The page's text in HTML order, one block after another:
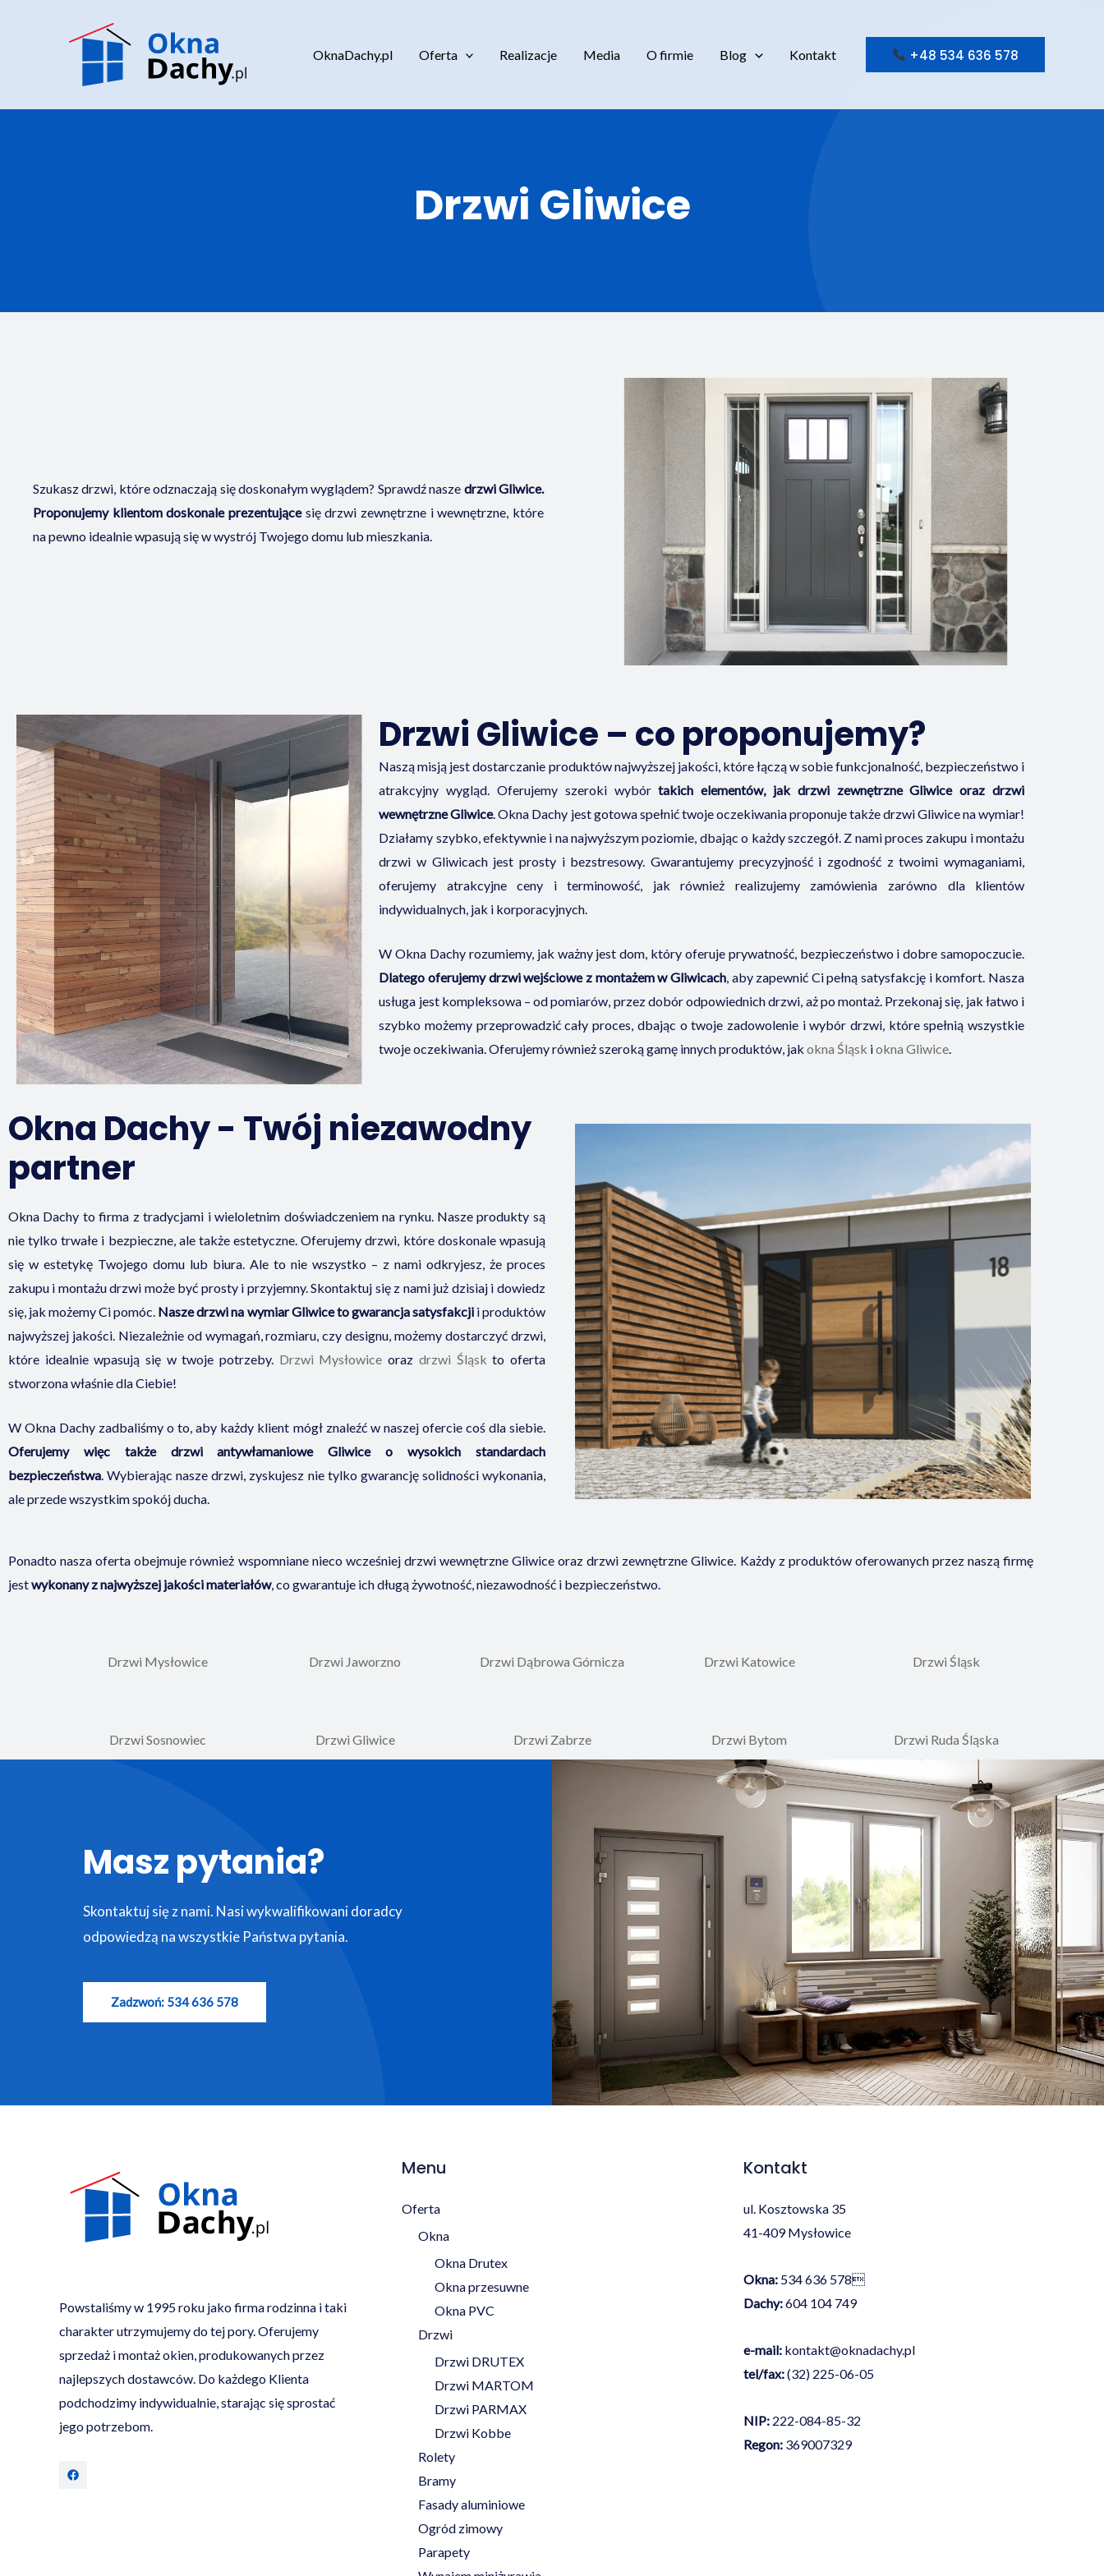
OknaDachy.pl Oferta Realizacje Media O firmie Blog Kontakt +48 534 636 578
Drzwi Gliwice
Szukasz drzwi, które odznaczają się doskonałym wyglądem? Sprawdź nasze drzwi Gliwice.
Proponujemy klientom doskonale prezentującesię drzwi zewnętrzne i wewnętrzne, które
na pewno idealnie wpasują się w wystrój Twojego domu lub mieszkania.
Drzwi Gliwice – co proponujemy?
Naszą misją jest dostarczanie produktów najwyższej jakości, które łączą w sobie funkcjonalność, bezpieczeństwo i
atrakcyjny wygląd. Oferujemy szeroki wybórtakich elementów, jak drzwi zewnętrzne Gliwice oraz drzwi
wewnętrzne Gliwice. Okna Dachy jest gotowa spełnić twoje oczekiwania proponuje także drzwi Gliwice na wymiar!
Działamy szybko, efektywnie i na najwyższym poziomie, dbając o każdy szczegół. Z nami proces zakupu i montażu
drzwi w Gliwicach jest prosty i bezstresowy. Gwarantujemy precyzyjność i zgodność z twoimi wymaganiami,
oferujemy atrakcyjne ceny i terminowość, jak również realizujemy zamówienia zarówno dla klientów
indywidualnych, jak i korporacyjnych.
W Okna Dachy rozumiemy, jak ważny jest dom, który oferuje prywatność, bezpieczeństwo i dobre samopoczucie.
Dlatego oferujemy drzwi wejściowe z montażem w Gliwicach, aby zapewnić Ci pełną satysfakcję i komfort. Nasza
usługa jest kompleksowa – od pomiarów, przez dobór odpowiednich drzwi, aż po montaż. Przekonaj się, jak łatwo i
szybko możemy przeprowadzić cały proces, dbając o twoje zadowolenie i wybór drzwi, które spełnią wszystkie
twoje oczekiwania. Oferujemy również szeroką gamę innych produktów, jakokna Śląsk iokna Gliwice.
Okna Dachy - Twój niezawodny
partner
Okna Dachy to firma z tradycjami i wieloletnim doświadczeniem na rynku. Nasze produkty są
nie tylko trwałe i bezpieczne, ale także estetyczne. Oferujemy drzwi, które doskonale wpasują
się w estetykę Twojego domu lub biura. Ale to nie wszystko – z nami odkryjesz, że proces
zakupu i montażu drzwi może być prosty i przyjemny. Skontaktuj się z nami już dzisiaj i dowiedz
się, jak możemy Ci pomóc. Nasze drzwi na wymiar Gliwice to gwarancja satysfakcji i produktów
najwyższej jakości. Niezależnie od wymagań, rozmiaru, czy designu, możemy dostarczyć drzwi,
które idealnie wpasują się w twoje potrzeby. Drzwi Mysłowice oraz drzwi Śląsk to oferta
stworzona właśnie dla Ciebie!
W Okna Dachy zadbaliśmy o to, aby każdy klient mógł znaleźć w naszej ofercie coś dla siebie.
Oferujemy więc także drzwi antywłamaniowe Gliwice o wysokich standardach
bezpieczeństwa. Wybierając nasze drzwi, zyskujesz nie tylko gwarancję solidności wykonania,
ale przede wszystkim spokój ducha.
Ponadto nasza oferta obejmuje również wspomniane nieco wcześniej drzwi wewnętrzne Gliwice oraz drzwi zewnętrzne Gliwice. Każdy z produktów oferowanych przez naszą firmę
jestwykonany z najwyższej jakości materiałów, co gwarantuje ich długą żywotność, niezawodność i bezpieczeństwo.
Drzwi Mysłowice Drzwi Jaworzno Drzwi Dąbrowa Górnicza Drzwi Katowice Drzwi Śląsk
Drzwi Sosnowiec Drzwi Gliwice Drzwi Zabrze Drzwi Bytom Drzwi Ruda Śląska
Masz pytania?
Skontaktuj się z nami. Nasi wykwalifikowani doradcy
odpowiedzą na wszystkie Państwa pytania.
Zadzwoń: 534 636 578
Powstaliśmy w 1995 roku jako firma rodzinna i taki
charakter utrzymujemy do tej pory. Oferujemy
sprzedaż i montaż okien, produkowanych przez
najlepszych dostawców. Do każdego Klienta
podchodzimy indywidualnie, starając się sprostać
jego potrzebom.
Menu
Oferta
Okna
Okna Drutex
Okna przesuwne
Okna PVC
Drzwi
Drzwi DRUTEX
Drzwi MARTOM
Drzwi PARMAX
Drzwi Kobbe
Rolety
Bramy
Fasady aluminiowe
Ogród zimowy
Parapety
Kontakt
ul. Kosztowska 35
41-409 Mysłowice
Okna: 534 636 578
Dachy:604 104 749
e-mail: kontakt@oknadachy.pl
tel/fax:(32) 225-06-05
NIP: 222-084-85-32
Regon: 369007329